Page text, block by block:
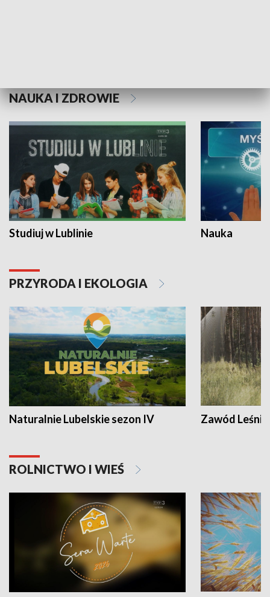
NAUKA I ZDROWIE
Studiuj w Lublinie Nauka
PRZYRODA I EKOLOGIA
Naturalnie Lubelskie sezon IV Zawód Leśnik
ROLNICTWO I WIEŚ